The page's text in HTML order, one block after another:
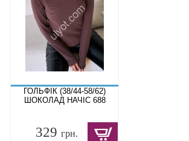
ГОЛЬФІК (38/44-58/62)
ШОКОЛАД НАЧІС 688
329 грн.